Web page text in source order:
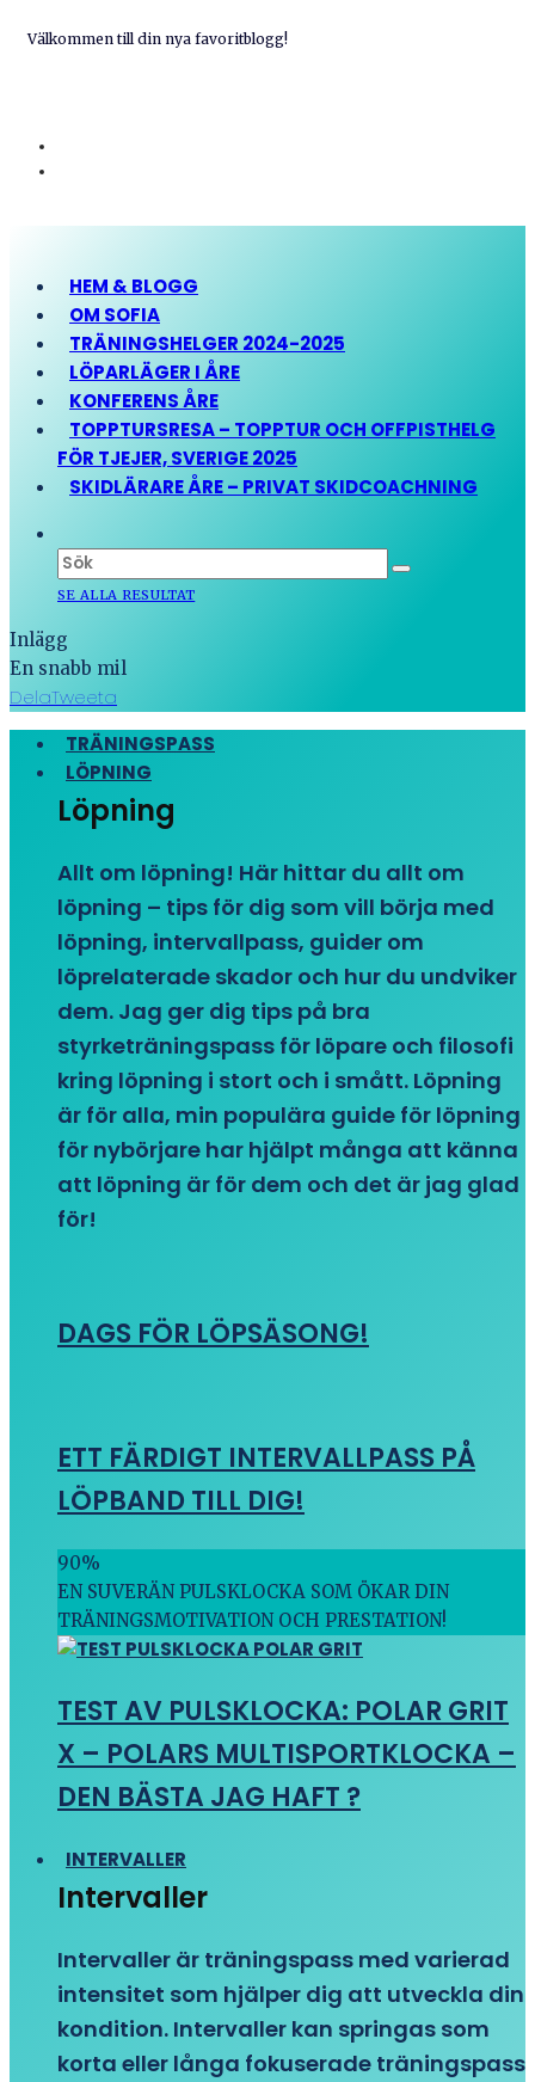
Välkommen till din nya favoritblogg!
HEM & BLOGG
OM SOFIA
TRÄNINGSHELGER 2024-2025
LÖPARLÄGER I ÅRE
KONFERENS ÅRE
TOPPTURSRESA – TOPPTUR OCH OFFPISTHELG
FÖR TJEJER, SVERIGE 2025
SKIDLÄRARE ÅRE – PRIVAT SKIDCOACHNING
SE ALLA RESULTAT
Inlägg
En snabb mil
DelaTweeta
TRÄNINGSPASS
LÖPNING
Löpning
Allt om löpning! Här hittar du allt om
löpning – tips för dig som vill börja med
löpning, intervallpass, guider om
löprelaterade skador och hur du undviker
dem. Jag ger dig tips på bra
styrketräningspass för löpare och filosofi
kring löpning i stort och i smått. Löpning
är för alla, min populära guide för löpning
för nybörjare har hjälpt många att känna
att löpning är för dem och det är jag glad
för!
DAGS FÖR LÖPSÄSONG!
ETT FÄRDIGT INTERVALLPASS PÅ
LÖPBAND TILL DIG!
90%
EN SUVERÄN PULSKLOCKA SOM ÖKAR DIN
TRÄNINGSMOTIVATION OCH PRESTATION!
TEST AV PULSKLOCKA: POLAR GRIT
X – POLARS MULTISPORTKLOCKA –
DEN BÄSTA JAG HAFT ?
INTERVALLER
Intervaller
Intervaller är träningspass med varierad
intensitet som hjälper dig att utveckla din
kondition. Intervaller kan springas som
korta eller långa fokuserade träningspass